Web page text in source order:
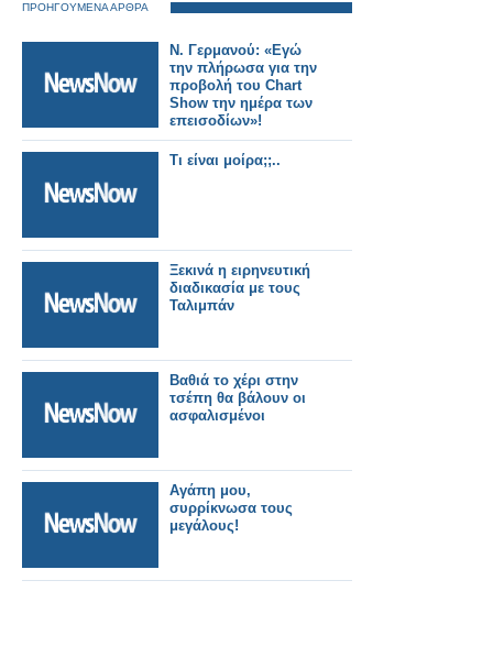
ΠΡΟΗΓΟΥΜΕΝΑ ΑΡΘΡΑ
Ν. Γερμανού: «Εγώ
την πλήρωσα για την
προβολή του Chart
Show την ημέρα των
επεισοδίων»!
Τι είναι μοίρα;;..
Ξεκινά η ειρηνευτική
διαδικασία με τους
Ταλιμπάν
Βαθιά το χέρι στην
τσέπη θα βάλουν οι
ασφαλισμένοι
Αγάπη μου,
συρρίκνωσα τους
μεγάλους!